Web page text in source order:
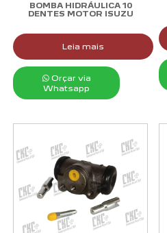
BOMBA HIDRÁULICA 10
DENTES MOTOR ISUZU
Leia mais
Orçar via
Whatsapp